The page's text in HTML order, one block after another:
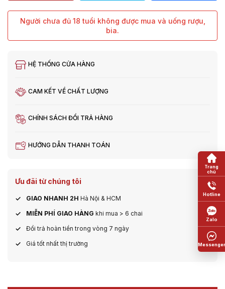
Người chưa đủ 18 tuổi không được mua và uống rượu,
bia.
HỆ THỐNG CỬA HÀNG
CAM KẾT VỀ CHẤT LƯỢNG
CHÍNH SÁCH ĐỔI TRẢ HÀNG
HƯỚNG DẪN THANH TOÁN
Ưu đãi từ chúng tôi
GIAO NHANH 2H Hà Nội & HCM
MIỄN PHÍ GIAO HÀNG khi mua > 6 chai
Đổi trả hoàn tiền trong vòng 7 ngày
Giá tốt nhất thị trường